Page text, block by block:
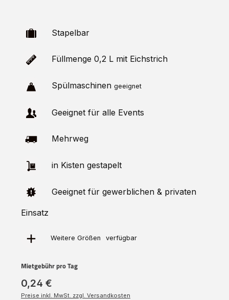
Stapelbar
Füllmenge 0,2 L mit Eichstrich
Spülmaschinen geeignet
Geeignet für alle Events
Mehrweg
in Kisten gestapelt
Geeignet für gewerblichen & privaten
Einsatz
Weitere Größen verfügbar
Mietgebühr pro Tag
0,24 €
Preise inkl. MwSt. zzgl. Versandkosten